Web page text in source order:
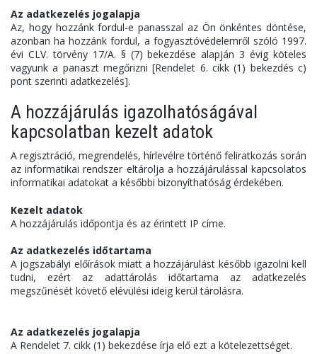
Az adatkezelés jogalapja
Az, hogy hozzánk fordul-e panasszal az Ön önkéntes döntése,
azonban ha hozzánk fordul, a fogyasztóvédelemről szóló 1997.
évi CLV. törvény 17/A. § (7) bekezdése alapján 3 évig köteles
vagyunk a panaszt megőrizni [Rendelet 6. cikk (1) bekezdés c)
pont szerinti adatkezelés].
A hozzájárulás igazolhatóságával
kapcsolatban kezelt adatok
A regisztráció, megrendelés, hírlevélre történő feliratkozás során
az informatikai rendszer eltárolja a hozzájárulással kapcsolatos
informatikai adatokat a későbbi bizonyíthatóság érdekében.
Kezelt adatok
A hozzájárulás időpontja és az érintett IP címe.
Az adatkezelés időtartama
A jogszabályi előírások miatt a hozzájárulást később igazolni kell
tudni, ezért az adattárolás időtartama az adatkezelés
megszűnését követő elévülési ideig kerül tárolásra.
Az adatkezelés jogalapja
A Rendelet 7. cikk (1) bekezdése írja elő ezt a kötelezettséget.